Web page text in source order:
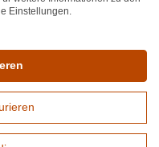
Versandkosten je Winzer.
Einstellungen.